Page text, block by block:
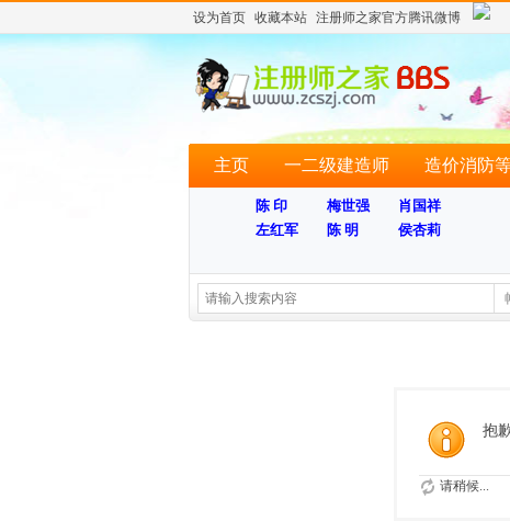
设为首页 收藏本站 注册师之家官方腾讯微博
主页 一二级建造师 造价消防
陈 印 梅世强
肖国祥
左红军
陈 明 侯杏莉
抱
请稍候...